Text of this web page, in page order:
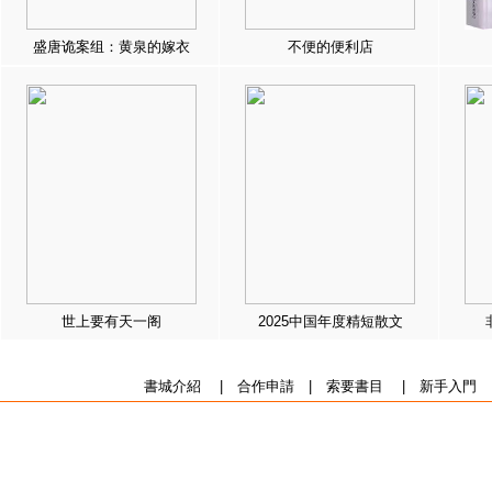
盛唐诡案组：黄泉的嫁衣 不便的便利店
世上要有天一阁 2025中国年度精短散文
書城介紹 合作申請| 索要書目 新手入門